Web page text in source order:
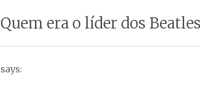
Quem era o líder dos
says: